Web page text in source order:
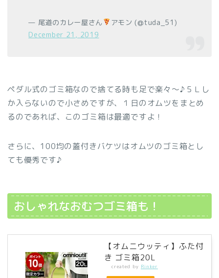
— 尾道のカレー屋さん
アモン (@tuda_51)
December 21, 2019
ペダル式のゴミ箱なので捨てる時も足で楽々～♪５Ｌし
か入らないので小さめですが、１日のオムツをまとめ
るのであれば、このゴミ箱は最適ですよ！
さらに、100均の蓋付きバケツはオムツのゴミ箱とし
ても優秀です♪
おしゃれなおむつゴミ箱も！
【オムニウッティ】ふた付
き ゴミ箱20L
created by Rinker